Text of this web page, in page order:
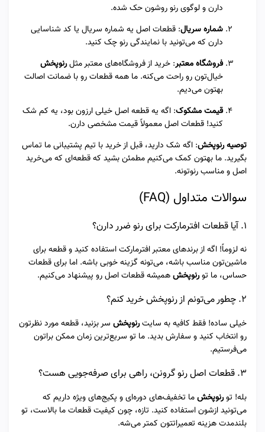
دارن و لوگوی رنو روشون حک شده.
شماره سریال: قطعات اصل یه شماره سریال یا کد شناسایی
دارن که می‌تونید با نمایندگی رنو چک کنید.
فروشگاه معتبر: خرید از فروشگاه‌های معتبر مثلرنوپخش
خیال‌تون رو راحت می‌کنه. ما همه قطعات رو با ضمانت اصالت
بهتون می‌دیم.
قیمت مشکوک: اگه یه قطعه اصل خیلی ارزون بود، یه کم شک
کنید! قطعات اصل معمولاً قیمت مشخصی دارن.
توصیه رنوپخش: اگه شک دارید، قبل از خرید با تیم پشتیبانی ما تماس
بگیرید. ما بهتون کمک می‌کنیم مطمئن بشید که قطعه‌ای که می‌خرید
اصل و مناسب رنوتونه.
سوالات متداول (FAQ)
۱. آیا قطعات افترمارکت برای رنو ضرر دارن؟
نه لزوماً! اگه از برندهای معتبر افترمارکت استفاده کنید و قطعه برای
ماشین‌تون مناسب باشه، می‌تونه گزینه خوبی باشه. اما برای قطعات
حساس، ما تورنوپخشهمیشه قطعات اصل رو پیشنهاد می‌کنیم.
۲. چطور می‌تونم از رنوپخش خرید کنم؟
خیلی ساده! فقط کافیه به سایترنوپخش سر بزنید، قطعه مورد نظرتون
رو انتخاب کنید و سفارش بدید. ما تو سریع‌ترین زمان ممکن براتون
می‌فرستیم.
۳. قطعات اصل رنو گرونن، راهی برای صرفه‌جویی هست؟
بله! تورنوپخشما تخفیف‌های دوره‌ای و پکیج‌های ویژه داریم که
می‌تونید ازشون استفاده کنید. تازه، چون کیفیت قطعات ما بالاست، تو
بلندمدت هزینه تعمیراتتون کمتر می‌شه.